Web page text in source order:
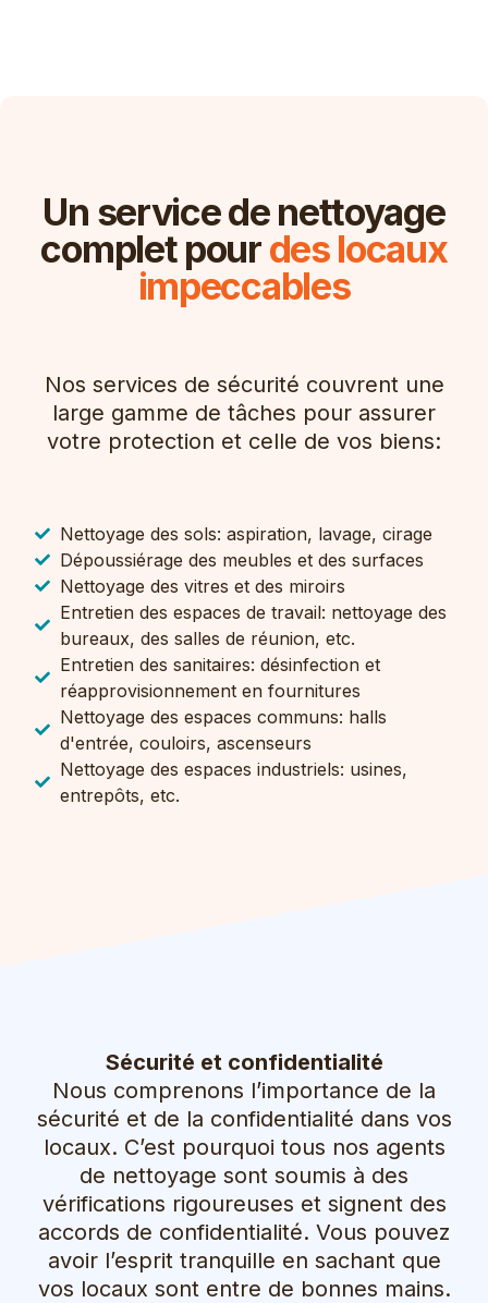
Un service de nettoyage
complet pourdes locaux
impeccables
Nos services de sécurité couvrent une
large gamme de tâches pour assurer
votre protection et celle de vos biens:
Nettoyage des sols: aspiration, lavage, cirage
Dépoussiérage des meubles et des surfaces
Nettoyage des vitres et des miroirs
Entretien des espaces de travail: nettoyage des
bureaux, des salles de réunion, etc.
Entretien des sanitaires: désinfection et
réapprovisionnement en fournitures
Nettoyage des espaces communs: halls
d'entrée, couloirs, ascenseurs
Nettoyage des espaces industriels: usines,
entrepôts, etc.
Sécurité et confidentialité
Nous comprenons l’importance de la
sécurité et de la confidentialité dans vos
locaux. C’est pourquoi tous nos agents
de nettoyage sont soumis à des
vérifications rigoureuses et signent des
accords de confidentialité. Vous pouvez
avoir l’esprit tranquille en sachant que
vos locaux sont entre de bonnes mains.